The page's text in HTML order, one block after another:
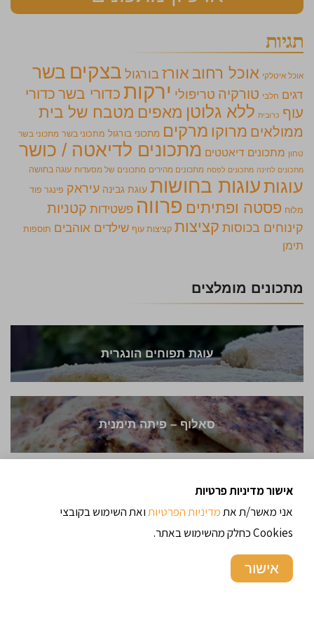
תגיות
אוכל איטלקי אוכל רחוב אורזבורגול בצקים בשר
דגים חלבי טורקיה טריפולי ירקות כדורי בשר כדורי
עוף כרובית ללא גלוטן מאפים מטבח של בית
ממולאים מרוקו מרקים מתכוני בורגול מתכוני בשר מתכוני בשר
טחון מתכונים דיאטטים מתכונים לדיאטה / כושר
מתכונים לחינה מתכונים לפסח מתכונים מהירים מתכונים של מסעדות עוגה בחושה
עוגותעוגות בחושות עוגת גבינה עיראק פינגר פוד
מלוח פסטה ופתיתים פרווה פשטידות קטניות
קינוחים בכוסות קציצות קציצות עוף שילדים אוהבים תוספות
תימן
מתכונים מומלצים
עוגת תפוחים הונגרית
סאלוף – פיתה תימנית
אישור מדיניות פרטיות
אני מאשר/ת אתמדיניות הפרטיותואת השימוש בקובצי
Cookies כחלק מהשימוש באתר.
אישור